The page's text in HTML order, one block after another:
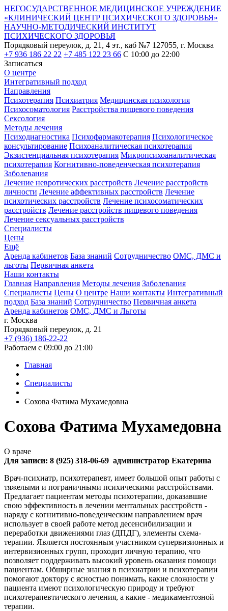
НЕГОСУДАРСТВЕННОЕ МЕДИЦИНСКОЕ УЧРЕЖДЕНИЕ
«КЛИНИЧЕСКИЙ ЦЕНТР ПСИХИЧЕСКОГО ЗДОРОВЬЯ»
НАУЧНО-МЕТОДИЧЕСКИЙ ИНСТИТУТ
ПСИХИЧЕСКОГО ЗДОРОВЬЯ
Порядковый переулок, д. 21, 4 эт., каб №7 127055, г. Москва
+7 936 186 22 22 +7 485 122 23 66 С 10:00 до 22:00
Записаться
О центре
Интегративный подход
Направления
Психотерапия Психиатрия Медицинская психология
Психосоматология Расстройства пищевого поведения
Сексология
Методы лечения
Психодиагностика Психофармакотерапия Психологическое
консультирование Психоаналитическая психотерапия
Экзистенциальная психотерапия Микропсихоаналитическая
психотерапия Когнитивно-поведенческая психотерапия
Заболевания
Лечение невротических расстройств Лечение расстройств
личности Лечение аффективных расстройств Лечение
психотических расстройств Лечение психосоматических
расстройств Лечение расстройств пищевого поведения
Лечение сексуальных расстройств
Специалисты
Цены
Ещё
Аренда кабинетов База знаний Сотрудничество ОМС, ДМС и
льготы Первичная анкета
Наши контакты
Главная Направления Методы лечения Заболевания
Специалисты Цены О центре Наши контакты Интегративный
подход База знаний Сотрудничество Первичная анкета
Аренда кабинетов ОМС, ДМС и Льготы
г. Москва
Порядковый переулок, д. 21
+7 (936) 186-22-22
Работаем с 09:00 до 21:00
Главная
Специалисты
Сохова Фатима Мухамедовна
Сохова Фатима Мухамедовна
О враче
Для записи: 8 (925) 318-06-69 администратор Екатерина
Врач-психиатр, психотерапевт, имеет большой опыт работы с
тяжелыми и пограничными психическими расстройствами.
Предлагает пациентам методы психотерапии, доказавшие
свою эффективность в лечении ментальных расстройств -
наряду с когнитивно-поведенческим направлением врач
использует в своей работе метод десенсибилизации и
переработки движениями глаз (ДПДГ), элементы схема-
терапии. Является постоянным участником супервизионных и
интервизионных групп, проходит личную терапию, что
позволяет поддерживать высокий уровень оказания помощи
пациентам. Обширные знания в психиатрии и психотерапии
помогают доктору с ясностью понимать, какие сложности у
пациента имеют психологическую природу и требуют
психотерапевтического лечения, а какие - медикаментозной
терапии.